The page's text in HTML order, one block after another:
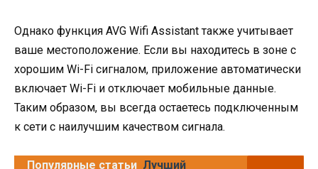
Однако функция AVG Wifi Assistant также учитывает
ваше местоположение. Если вы находитесь в зоне с
хорошим Wi-Fi сигналом, приложение автоматически
включает Wi-Fi и отключает мобильные данные.
Таким образом, вы всегда остаетесь подключенным
к сети с наилучшим качеством сигнала.
Популярные статьи Лучший